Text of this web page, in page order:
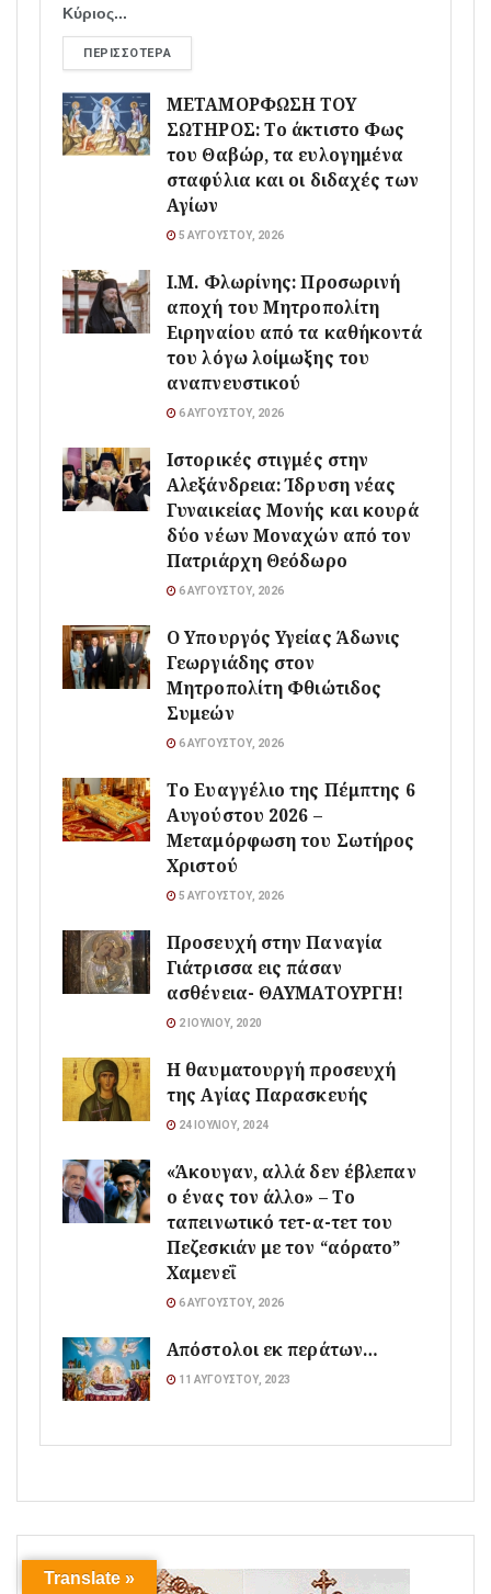
Κύριος...
ΠΕΡΙΣΣΌΤΕΡΑ
ΜΕΤΑΜΟΡΦΩΣΗ ΤΟΥ
ΣΩΤΗΡΟΣ: Το άκτιστο Φως
του Θαβώρ, τα ευλογημένα
σταφύλια και οι διδαχές των
Αγίων
5 ΑΥΓΟΎΣΤΟΥ, 2026
Ι.Μ. Φλωρίνης: Προσωρινή
αποχή του Μητροπολίτη
Ειρηναίου από τα καθήκοντά
του λόγω λοίμωξης του
αναπνευστικού
6 ΑΥΓΟΎΣΤΟΥ, 2026
Ιστορικές στιγμές στην
Αλεξάνδρεια: Ίδρυση νέας
Γυναικείας Μονής και κουρά
δύο νέων Μοναχών από τον
Πατριάρχη Θεόδωρο
6 ΑΥΓΟΎΣΤΟΥ, 2026
O Υπουργός Υγείας Άδωνις
Γεωργιάδης στον
Μητροπολίτη Φθιώτιδος
Συμεών
6 ΑΥΓΟΎΣΤΟΥ, 2026
Το Ευαγγέλιο της Πέμπτης 6
Αυγούστου 2026 –
Μεταμόρφωση του Σωτήρος
Χριστού
5 ΑΥΓΟΎΣΤΟΥ, 2026
Προσευχή στην Παναγία
Γιάτρισσα εις πάσαν
ασθένεια- ΘΑΥΜΑΤΟΥΡΓΗ!
2 ΙΟΥΛΊΟΥ, 2020
Η θαυματουργή προσευχή
της Αγίας Παρασκευής
24 ΙΟΥΛΊΟΥ, 2024
«Άκουγαν, αλλά δεν έβλεπαν
ο ένας τον άλλο» – Το
ταπεινωτικό τετ-α-τετ του
Πεζεσκιάν με τον “αόρατο”
Χαμενεΐ
6 ΑΥΓΟΎΣΤΟΥ, 2026
Απόστολοι εκ περάτων…
11 ΑΥΓΟΎΣΤΟΥ, 2023
Translate »